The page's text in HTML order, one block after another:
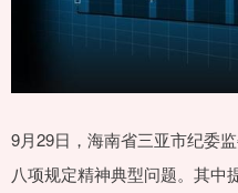
9月29日，海南省三亚市纪委
八项规定精神典型问题。其中